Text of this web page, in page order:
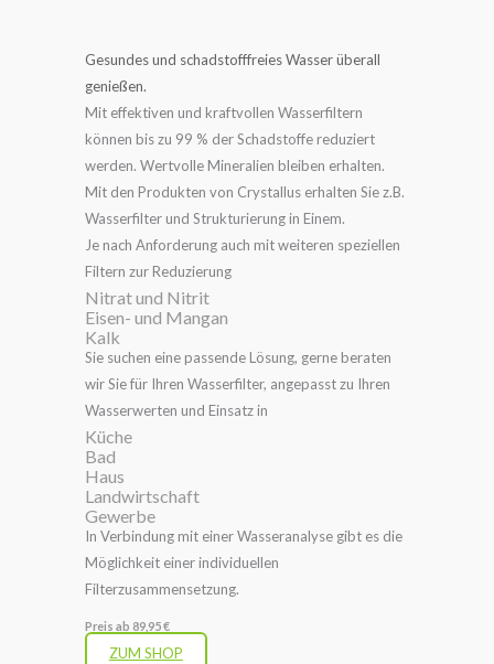
Gesundes und schadstofffreies Wasser überall
genießen.
Mit effektiven und kraftvollen Wasserfiltern
können bis zu 99 % der Schadstoffe reduziert
werden. Wertvolle Mineralien bleiben erhalten.
Mit den Produkten von Crystallus erhalten Sie z.B.
Wasserfilter und Strukturierung in Einem.
Je nach Anforderung auch mit weiteren speziellen
Filtern zur Reduzierung
Nitrat und Nitrit
Eisen- und Mangan
Kalk
Sie suchen eine passende Lösung, gerne beraten
wir Sie für Ihren Wasserfilter, angepasst zu Ihren
Wasserwerten und Einsatz in
Küche
Bad
Haus
Landwirtschaft
Gewerbe
In Verbindung mit einer Wasseranalyse gibt es die
Möglichkeit einer individuellen
Filterzusammensetzung.
Preis ab 89,95 €
ZUM SHOP